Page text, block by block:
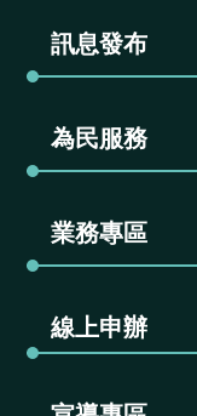
訊息發布
為民服務
業務專區
線上申辦